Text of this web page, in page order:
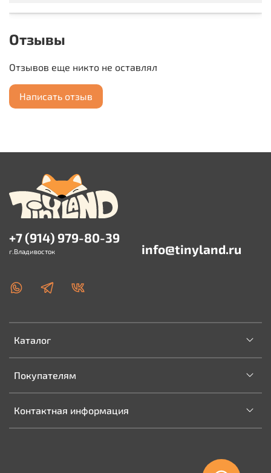
Отзывы
Отзывов еще никто не оставлял
Написать отзыв
Каталог
Покупателям
Контактная информация
+7 (914) 979-80-39
г.Владивосток info@tinyland.ru